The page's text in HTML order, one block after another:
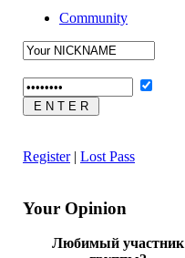
Community
Register| Lost Pass
Your Opinion
Любимый участник